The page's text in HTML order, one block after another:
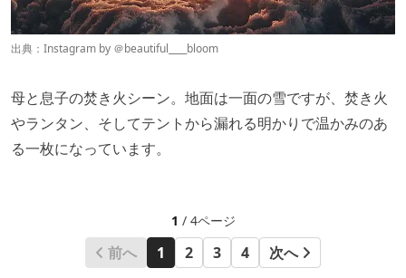
出典：Instagram by ＠beautiful____bloom
母と息子の焚き火シーン。地面は一面の雪ですが、焚き火
やランタン、そしてテントから漏れる明かりで温かみのあ
る一枚になっています。
1 / 4ページ
前へ 1 2 3 4 次へ